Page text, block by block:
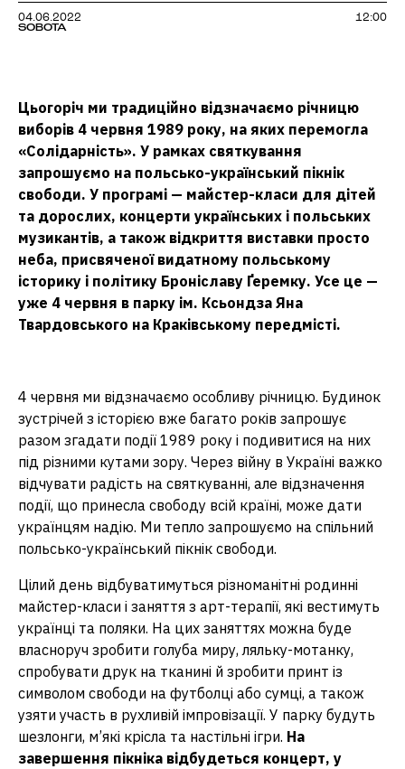
04.06.2022
SOBOTA
12:00
Цьогоріч ми традиційно відзначаємо річницю
виборів 4 червня 1989 року, на яких перемогла
«Солідарність». У рамках святкування
запрошуємо на польсько-український пікнік
свободи. У програмі — майстер-класи для дітей
та дорослих, концерти українських і польських
музикантів, а також відкриття виставки просто
неба, присвяченої видатному польському
історику і політику Броніславу Ґеремку. Усе це —
уже 4 червня в парку ім. Ксьондза Яна
Твардовського на Краківському передмісті.
4 червня ми відзначаємо особливу річницю. Будинок
зустрічей з історією вже багато років запрошує
разом згадати події 1989 року і подивитися на них
під різними кутами зору. Через війну в Україні важко
відчувати радість на святкуванні, але відзначення
події, що принесла свободу всій країні, може дати
українцям надію. Ми тепло запрошуємо на спільний
польсько-український пікнік свободи.
Цілий день відбуватимуться різноманітні родинні
майстер-класи і заняття з арт-терапії, які вестимуть
українці та поляки. На цих заняттях можна буде
власноруч зробити голуба миру, ляльку-мотанку,
спробувати друк на тканині й зробити принт із
символом свободи на футболці або сумці, а також
узяти участь в рухливій імпровізації. У парку будуть
шезлонги, м’які крісла та настільні ігри. На
завершення пікніка відбудеться концерт, у